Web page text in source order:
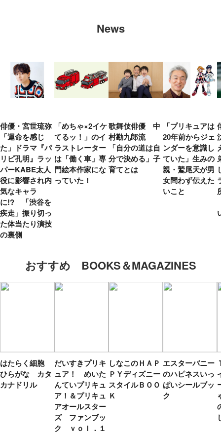
News
俳優・宮世琉弥
「運命を感じ
た」ドラマ『パ
リピ孔明』ラッ
パーKABE太人
役に影響され内
気なキャラ
に!? 「渋谷を
疾走」振り切っ
た体当たり演技
の裏側
「めちゃ×2イケ
てるッ！」のイ
ラストレーター
は「働く車」専
門絵本作家にな
っていた！
歌舞伎俳優 中
村勘九郎流
「自分の道は自
分で決める」子
育てとは
「プリキュアは
20年前からジェ
ンダーを意識し
ていた」生みの
親・鷲尾天が男
女問わず伝えた
いこと
おすすめ BOOKS＆MAGAZINES
はたらく細胞
ひらがな カタ
カナドリル
だいすきプリキ
ュア！ めいた
んていプリキュ
ア！＆プリキュ
アオールスター
ズ ファンブッ
ク ｖｏｌ．１
しなこのＨＡＰ
ＰＹディズニー
スタイルＢＯＯ
Ｋ
エスターバニー
のハピネスいっ
ぱいシールブッ
ク